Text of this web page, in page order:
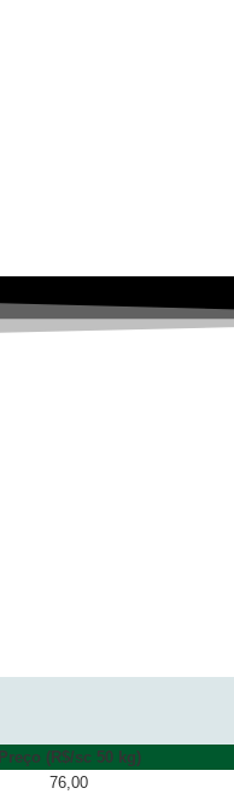
Preço (R$/sc 50 kg)
76,00